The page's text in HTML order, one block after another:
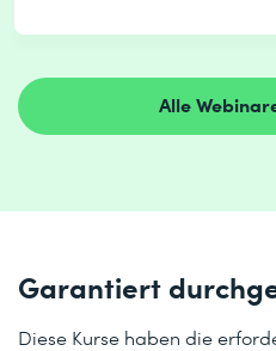
Alle
Garantiert
Diese Kurse haben die